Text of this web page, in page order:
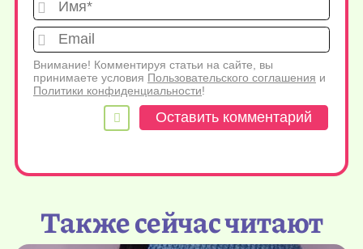
Внимание! Комментируя статьи на сайте, вы
принимаете условия Пользовательского соглашения и
Политики конфиденциальности!
Также сейчас читают